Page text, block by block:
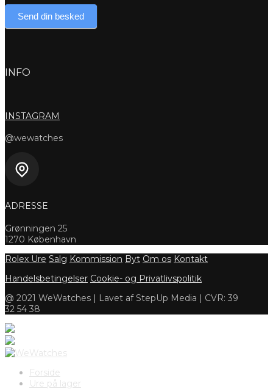
Send din besked
INFO
INSTAGRAM
@wewatches
ADRESSE
Grønningen 25
1270 København
Rolex Ure Salg Kommission Byt Om os Kontakt
Handelsbetingelser Cookie- og Privatlivspolitik
@ 2021 WeWatches | Lavet af StepUp Media | CVR: 39
32 54 38
Forside
Ure på lager